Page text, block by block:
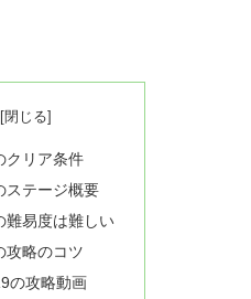
クリア条件
ステージ概要
難易度は難しい
攻略のコツ
の攻略動画